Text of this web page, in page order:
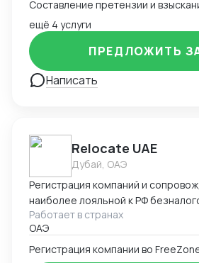
ещё 4 услуги
Написать
ПРЕДЛОЖИТЬ
Relocate UAE
Дубай, ОАЭ
Регистрация компаний и
наиболее лояльной к РФ
Работает в странах
ОАЭ